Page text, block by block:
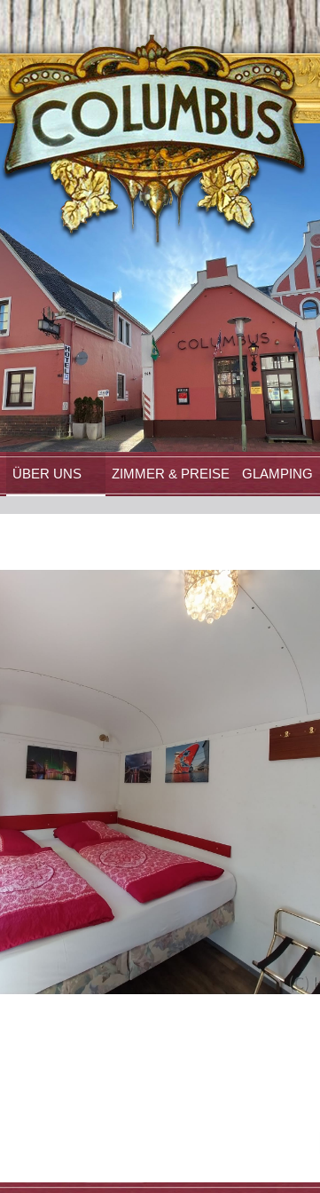
ÜBER UNS ZIMMER & PREISE GLAMPING